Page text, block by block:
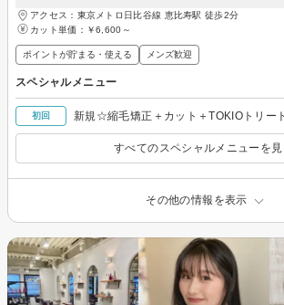
アクセス：東京メトロ日比谷線 恵比寿駅 徒歩2分
カット単価： ￥6,600～
ポイントが貯まる・使える メンズ歓迎
スペシャルメニュー
初回 新規☆縮毛矯正＋カット＋TOKIOトリー
すべてのスペシャルメニューを見
その他の情報を表示